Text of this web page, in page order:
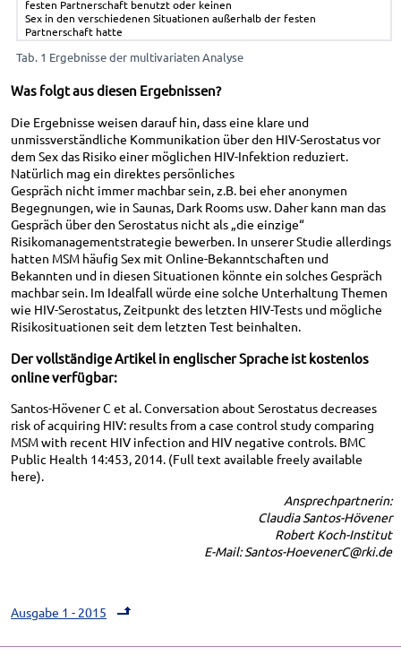
festen Partnerschaft benutzt oder keinen
Sex in den verschiedenen Situationen außerhalb der festen
Partnerschaft hatte
Tab. 1 Ergebnisse der multivariaten Analyse
Was folgt aus diesen Ergebnissen?
Die Ergebnisse weisen darauf hin, dass eine klare und
unmissverständliche Kommunikation über den HIV-Serostatus vor
dem Sex das Risiko einer möglichen HIV-Infektion reduziert.
Natürlich mag ein direktes persönliches
Gespräch nicht immer machbar sein, z.B. bei eher anonymen
Begegnungen, wie in Saunas, Dark Rooms usw. Daher kann man das
Gespräch über den Serostatus nicht als „die einzige“
Risikomanagementstrategie bewerben. In unserer Studie allerdings
hatten MSM häufig Sex mit Online-Bekanntschaften und
Bekannten und in diesen Situationen könnte ein solches Gespräch
machbar sein. Im Idealfall würde eine solche Unterhaltung Themen
wie HIV-Serostatus, Zeitpunkt des letzten HIV-Tests und mögliche
Risikosituationen seit dem letzten Test beinhalten.
Der vollständige Artikel in englischer Sprache ist kostenlos
online verfügbar:
Santos-Hövener C et al. Conversation about Serostatus decreases
risk of acquiring HIV: results from a case control study comparing
MSM with recent HIV infection and HIV negative controls. BMC
Public Health 14:453, 2014. (Full text available freely available
here).
Ansprechpartnerin:
Claudia Santos-Hövener
Robert Koch-Institut
E-Mail: Santos-HoevenerC@rki.de
Ausgabe 1 - 2015